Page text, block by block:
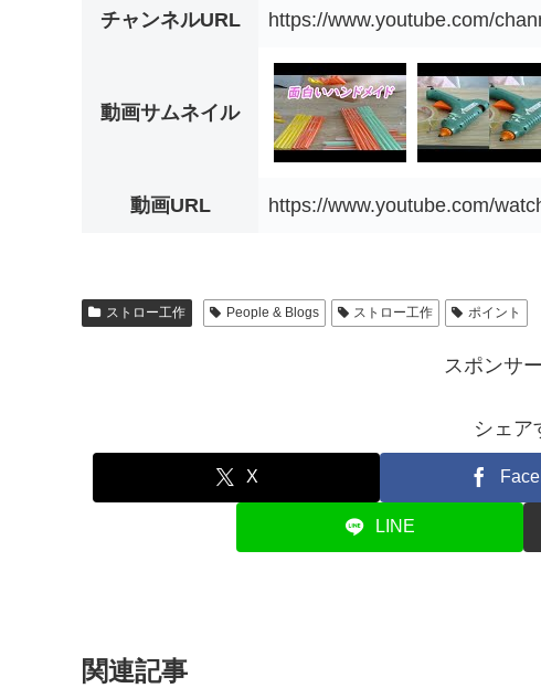
チャンネルURL https://www.youtube.com/
動画サムネイル
動画URL https://www.youtube.com/
ストロー工作 People & Blogs ストロー工作 ポイント
スポンサ
シェア
X
LINE
関連記事